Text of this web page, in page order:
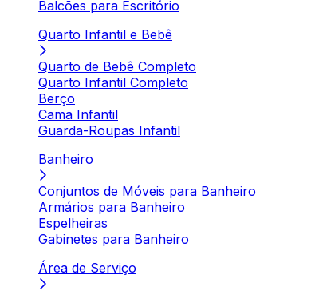
Balcões para Escritório
Quarto Infantil e Bebê
Quarto de Bebê Completo
Quarto Infantil Completo
Berço
Cama Infantil
Guarda-Roupas Infantil
Banheiro
Conjuntos de Móveis para Banheiro
Armários para Banheiro
Espelheiras
Gabinetes para Banheiro
Área de Serviço